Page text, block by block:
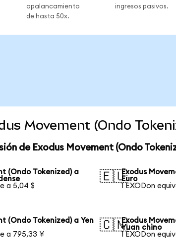
apalancamiento
de hasta 50x.
ingresos pasivos.
Movement (Ondo
de Exodus Movement (Ondo
(Ondo Tokenized) a
a 5,04 $
🇪🇺Exodus
Euro
1 EXODon
(Ondo Tokenized) a Yen
a 795,33 ¥
🇨🇳Exodus
Yuan chino
1 EXODon